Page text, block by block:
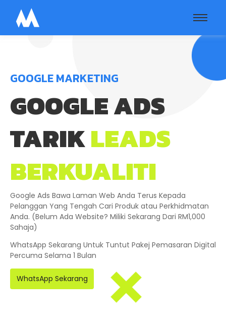
GOOGLE MARKETING
GOOGLE ADS
TARIKLEADS
BERKUALITI
Google Ads Bawa Laman Web Anda Terus Kepada
Pelanggan Yang Tengah Cari Produk atau Perkhidmatan
Anda. (Belum Ada Website? Miliki Sekarang Dari RM1,000
Sahaja)
WhatsApp Sekarang Untuk Tuntut Pakej Pemasaran Digital
Percuma Selama 1 Bulan
WhatsApp Sekarang